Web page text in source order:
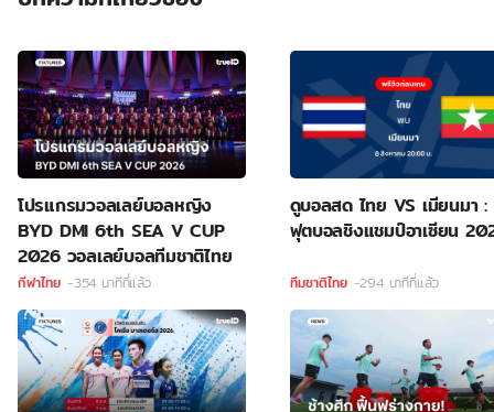
โปรแกรมวอลเลย์บอลหญิง
BYD DMI 6th SEA V CUP
2026 วอลเลย์บอลทีมชาติไทย
กีฬาไทย -354 นาทีที่แล้ว
ดูบอลสด ไทย VS เมียนมา :
ฟุตบอลชิงแชมป์อาเซียน
ทีมชาติไทย -294 นาทีที่แล้ว